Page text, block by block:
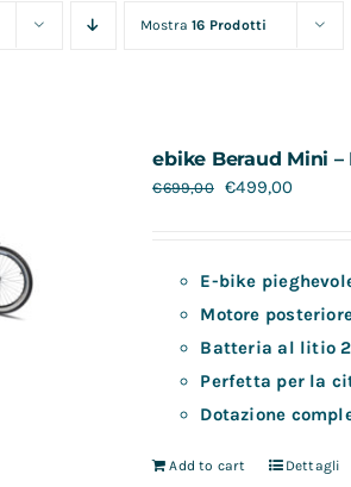
Mostra16 Prodotti
ebike Beraud Mini
€699,00 €499,00
E-bike
Motore
Batteria al litio
Perfetta per la
Dotazione
Add to cart Dettagli